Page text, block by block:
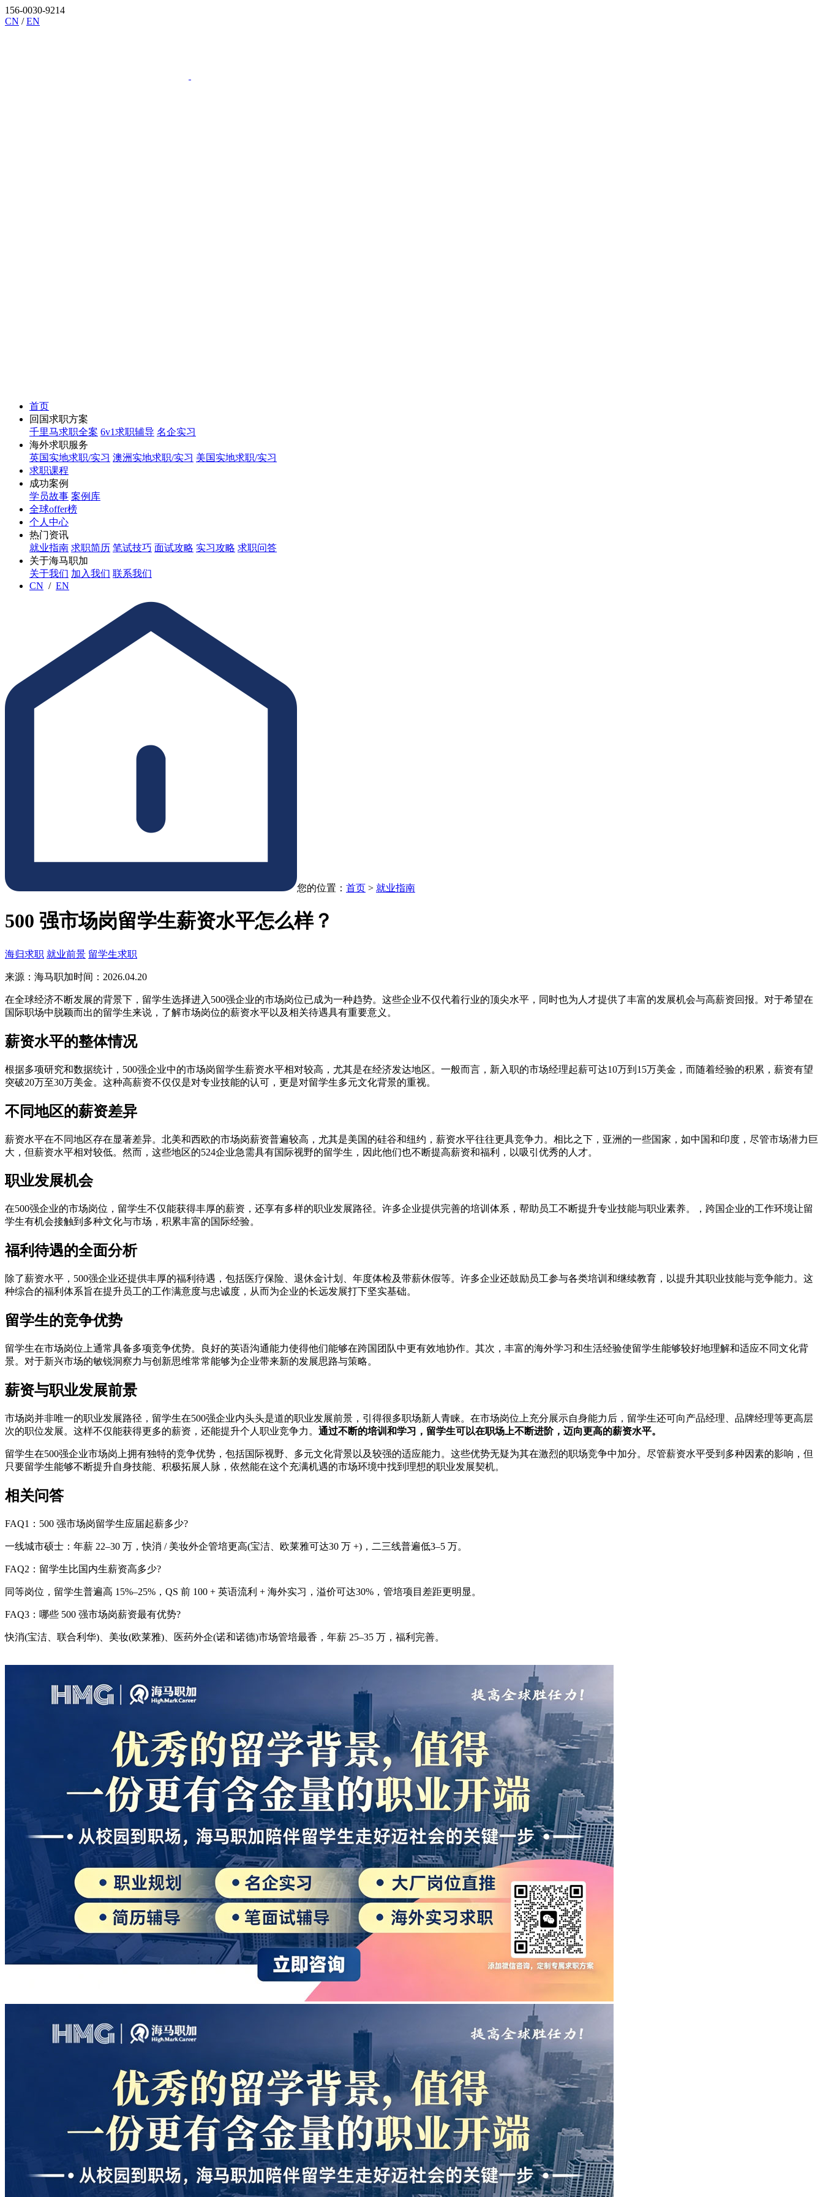
156-0030-9214
CN /EN
首页
回国求职方案
千里马求职全案 6v1求职辅导 名企实习
海外求职服务
英国实地求职/实习 澳洲实地求职/实习 美国实地求职/实习
求职课程
成功案例
学员故事 案例库
全球offer榜
个人中心
热门资讯
就业指南 求职简历 笔试技巧 面试攻略 实习攻略 求职问答
关于海马职加
关于我们 加入我们 联系我们
CN / EN
您的位置： 首页 > 就业指南
500 强市场岗留学生薪资水平怎么样？
海归求职 就业前景 留学生求职
来源：海马职加时间：2026.04.20
在全球经济不断发展的背景下，留学生选择进入500强企业的市场岗位已成为一种趋势。这些企业不仅代着行业的顶尖水平，同时也为人才提供了丰富的发展机会与高薪资回报。对于希望在
国际职场中脱颖而出的留学生来说，了解市场岗位的薪资水平以及相关待遇具有重要意义。
薪资水平的整体情况
根据多项研究和数据统计，500强企业中的市场岗留学生薪资水平相对较高，尤其是在经济发达地区。一般而言，新入职的市场经理起薪可达10万到15万美金，而随着经验的积累，薪资有望
突破20万至30万美金。这种高薪资不仅仅是对专业技能的认可，更是对留学生多元文化背景的重视。
不同地区的薪资差异
薪资水平在不同地区存在显著差异。北美和西欧的市场岗薪资普遍较高，尤其是美国的硅谷和纽约，薪资水平往往更具竞争力。相比之下，亚洲的一些国家，如中国和印度，尽管市场潜力巨
大，但薪资水平相对较低。然而，这些地区的524企业急需具有国际视野的留学生，因此他们也不断提高薪资和福利，以吸引优秀的人才。
职业发展机会
在500强企业的市场岗位，留学生不仅能获得丰厚的薪资，还享有多样的职业发展路径。许多企业提供完善的培训体系，帮助员工不断提升专业技能与职业素养。，跨国企业的工作环境让留
学生有机会接触到多种文化与市场，积累丰富的国际经验。
福利待遇的全面分析
除了薪资水平，500强企业还提供丰厚的福利待遇，包括医疗保险、退休金计划、年度体检及带薪休假等。许多企业还鼓励员工参与各类培训和继续教育，以提升其职业技能与竞争能力。这
种综合的福利体系旨在提升员工的工作满意度与忠诚度，从而为企业的长远发展打下坚实基础。
留学生的竞争优势
留学生在市场岗位上通常具备多项竞争优势。良好的英语沟通能力使得他们能够在跨国团队中更有效地协作。其次，丰富的海外学习和生活经验使留学生能够较好地理解和适应不同文化背
景。对于新兴市场的敏锐洞察力与创新思维常常能够为企业带来新的发展思路与策略。
薪资与职业发展前景
市场岗并非唯一的职业发展路径，留学生在500强企业内头头是道的职业发展前景，引得很多职场新人青睐。在市场岗位上充分展示自身能力后，留学生还可向产品经理、品牌经理等更高层
次的职位发展。这样不仅能获得更多的薪资，还能提升个人职业竞争力。 通过不断的培训和学习，留学生可以在职场上不断进阶，迈向更高的薪资水平。
留学生在500强企业市场岗上拥有独特的竞争优势，包括国际视野、多元文化背景以及较强的适应能力。这些优势无疑为其在激烈的职场竞争中加分。尽管薪资水平受到多种因素的影响，但
只要留学生能够不断提升自身技能、积极拓展人脉，依然能在这个充满机遇的市场环境中找到理想的职业发展契机。
相关问答
FAQ1：500 强市场岗留学生应届起薪多少?
一线城市硕士：年薪 22–30 万，快消 / 美妆外企管培更高(宝洁、欧莱雅可达30 万 +)，二三线普遍低3–5 万。
FAQ2：留学生比国内生薪资高多少?
同等岗位，留学生普遍高 15%–25%，QS 前 100 + 英语流利 + 海外实习，溢价可达30%，管培项目差距更明显。
FAQ3：哪些 500 强市场岗薪资最有优势?
快消(宝洁、联合利华)、美妆(欧莱雅)、医药外企(诺和诺德)市场管培最香，年薪 25–35 万，福利完善。